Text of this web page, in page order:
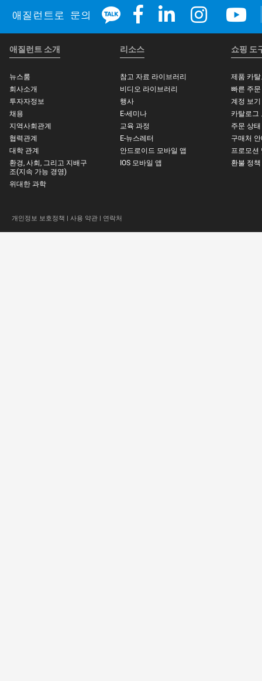
애질런트 소개
뉴스룸
회사소개
투자자정보
채용
지역사회관계
협력관계
대학 관계
환경, 사회, 그리고 지배구
조(지속 가능 경영)
위대한 과학
리소스
참고 자료 라이브러리
비디오 라이브러리
행사
E-세미나
교육 과정
E-뉴스레터
안드로이드 모바일 앱
IOS 모바일 앱
쇼핑 도
제품 카
빠른 주문
계정 보기
카탈로그
주문 상
구매처
프로모션
환불 정책
개인정보 보호정책 | 사용 약관 | 연락처